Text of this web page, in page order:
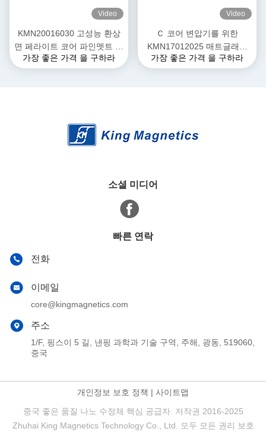
Video
KMN20016030 고성능 환상
면 페라이트 코어 파인멧트 나
노 결정성 핵심
가장 좋은 가격 을 구하라
Video
Ｃ 코어 변압기를 위한
KMN17012025 매트글래스
나노스리스탈라인 리본 Ｃ 형
가장 좋은 가격 을 구하라
소셜 미디어
빠른 연락
전화
이메일
core@kingmagnetics.com
주소
1/F, 핑스이 5 길, 낸핑 과학과 기술 구역, 주해, 광동, 519060,
중국
개인정보 보호 정책 | 사이트맵
중국 좋은 품질 나노 수정체 핵심 공급자. 저작권 2016-2025
Zhuhai King Magnetics Technology Co., Ltd. 모두 모든 권리 보호